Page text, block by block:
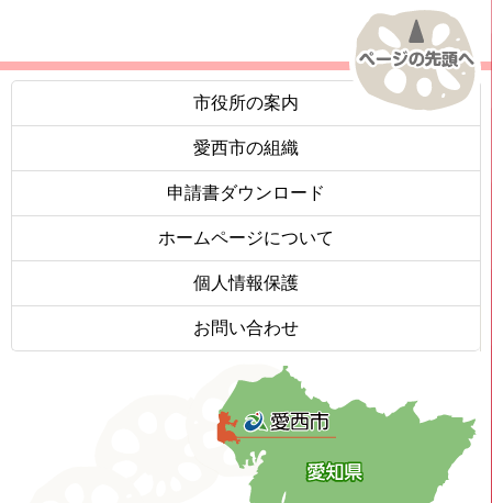
市役所の案内
愛西市の組織
申請書ダウンロード
ホームページについて
個人情報保護
お問い合わせ